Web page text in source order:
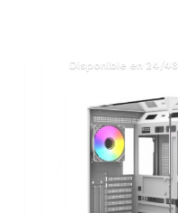
Disponible en 24/